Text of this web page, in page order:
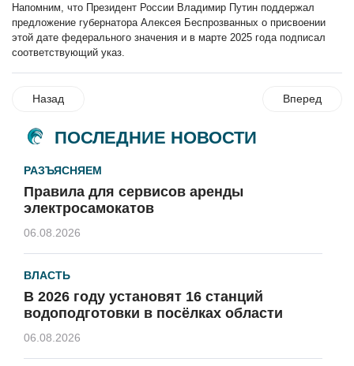
Напомним, что Президент России Владимир Путин поддержал
предложение губернатора Алексея Беспрозванных о присвоении
этой дате федерального значения и в марте 2025 года подписал
соответствующий указ
Назад Вперед
ПОСЛЕДНИЕ НОВОСТИ
РАЗЪЯСНЯЕМ
Правила для сервисов аренды
электросамокатов
06.08.2026
ВЛАСТЬ
В 2026 году установят 16 станций
водоподготовки в посёлках области
06.08.2026